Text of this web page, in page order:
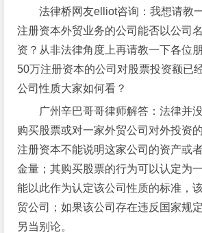
法律桥网友elliot咨询：我想请教
注册资本外贸业务的公司能否以公司
资？从非法律角度上再请教一下各位
50万注册资本的公司对股票投资额已
公司性质大家如何看？
广州辛巴哥哥律师解答：法律并
购买股票或对一家外贸公司对外投资
注册资本不能说明这家公司的资产或
金量；其购买股票的行为可以认定为
能以此作为认定该公司性质的标准，
贸公司；如果该公司存在违反国家规
另当别论。